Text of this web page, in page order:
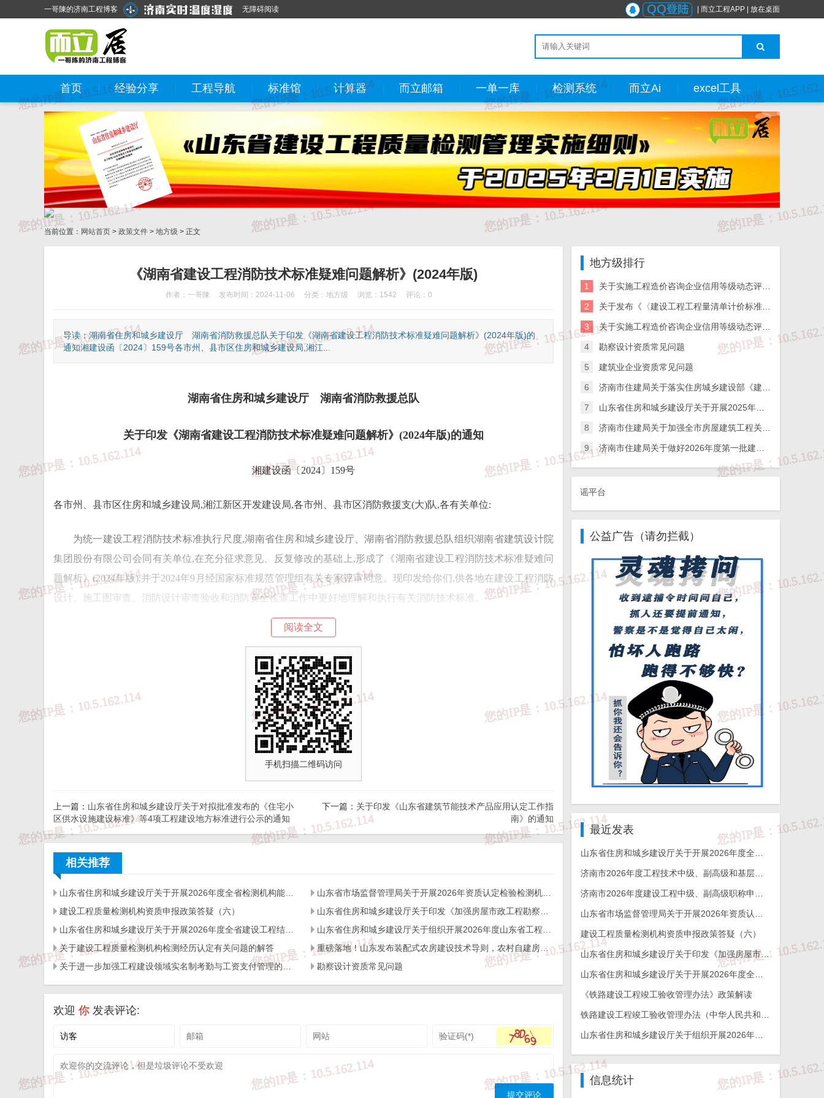
而立工程APP 放在桌面
一哥陳的济南工程博客 无障碍阅读
首页 经验分享 工程导航 标准馆 计算器 而立邮箱 一单一库 检测系统 而立Ai excel工具
当前位置： 网站首页 > 政策文件 > 地方级 > 正文
《湖南省建设工程消防技术标准疑难问题解析》(2024年版)
作者：一哥陳 发布时间：2024-11-06 分类： 地方级 浏览：1542 评论：0
导读：湖南省住房和城乡建设厅 湖南省消防救援总队关于印发《湖南省建设工程消防技术标准疑难问题解析》(2024年版)的
通知湘建设函〔2024〕159号各市州、县市区住房和城乡建设局,湘江...
湖南省住房和城乡建设厅 湖南省消防救援总队
关于印发《湖南省建设工程消防技术标准疑难问题解析》(2024年版)的通知
湘建设函〔2024〕159号
各市州、县市区住房和城乡建设局,湘江新区开发建设局,各市州、县市区消防救援支(大)队,各有关单位:
为统一建设工程消防技术标准执行尺度,湖南省住房和城乡建设厅、湖南省消防救援总队组织湖南省建筑设计院
集团股份有限公司会同有关单位,在充分征求意见、反复修改的基础上,形成了《湖南省建设工程消防技术标准疑难问
题解析》(2024年版),并于2024年9月经国家标准规范管理组有关专家评审同意。现印发给你们,供各地在建设工程消防
设计、施工图审查、消防设计审查验收和消防安全检查工作中更好地理解和执行有关消防技术标准。
《湖南省建设工程消防技术标准疑难问题解析(2024年版)》
2024年10月23日
一、本站发布的内容（包括原创及转载自互联网的文字，图片等资料）版权归作者所有，本站仅供大家学习与参考，请勿使用
于商业用途。如需作商业用途，请与原作者联系。如未经作者同意，用作商业用途或匿名转载，产生的一切后果将由您自己承
担!作者有权利追究侵权者法律责任；
二、著作权人发现本站有侵害其合法权益的内容或作品，请及时联系我们给出内容所在的网址，并提供相关证明资料，在收到
相关投诉后，我们会第一时间给予处理；
四、本站的文字及图片资料允许您复制、转载和传播，转载时请您务必先跟我们联系并注明来源；
六、联系方式：☎19228663320或者发邮件至
阅读全文
手机扫描二维码访问
上一篇： 山东省住房和城乡建设厅关于对拟批准发布的《住宅小
区供水设施建设标准》等4项工程建设地方标准进行公示的通知
下一篇： 关于印发《山东省建筑节能技术产品应用认定工作指
南》的通知
相关推荐
山东省市场监督管理局关于开展2026年资质认定检验检测机构能力验证工作的通知
建设工程质量检测机构资质申报政策答疑（六）
关于建设工程质量检测机构检测经历认定有关问题的解答
重磅落地！山东发布装配式农房建设技术导则，农村自建房迎来标准化新时代
勘察设计资质常见问题
欢迎 你 发表评论:
地方级排行
1 关于实施工程造价咨询企业信用等级动态评价的通知
2 关于发布《〈建设工程工程量清单计价标准〉实施指引》的通知
3 关于实施工程造价咨询企业信用等级动态评价的通知
4 勘察设计资质常见问题
5 建筑业企业资质常见问题
6 济南市住建局关于落实住房城乡建设部《建筑施工企业、工程项目安全生产管理机构设置及安全生产管理人员配备办法》的通知
7 山东省住房和城乡建设厅关于开展2025年度全省检测机构第二次能力验证工作的通知
8 济南市住建局关于加强全市房屋建筑工程关键岗位人员到岗履职数字化监管的通知
9 济南市住建局关于做好2026年度第一批建筑施工企业安全生产管理人员考试报名工作的通知
⑤、中国互联网联合辟谣平台
公益广告（请勿拦截）
最近发表
济南市2026年度工程技术中级、副高级和基层工程技术高级职称申报评审的通知
建设工程质量检测机构资质申报政策答疑（六）
山东省住房和城乡建设厅关于印发《加强房屋市政工程勘察全链条管理实施方案》的通知
《铁路建设工程竣工验收管理办法》政策解读
山东省住房和城乡建设厅关于组织开展2026年度山东省工程建设泰山杯奖申报工作的通知
信息统计